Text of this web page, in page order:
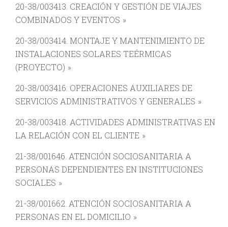
20-38/003413. CREACIÓN Y GESTIÓN DE VIAJES
COMBINADOS Y EVENTOS
20-38/003414. MONTAJE Y MANTENIMIENTO DE
INSTALACIONES SOLARES TEÉRMICAS
(PROYECTO)
20-38/003416: OPERACIONES AUXILIARES DE
SERVICIOS ADMINISTRATIVOS Y GENERALES
20-38/003418. ACTIVIDADES ADMINISTRATIVAS EN
LA RELACIÓN CON EL CLIENTE
21-38/001646. ATENCIÓN SOCIOSANITARIA A
PERSONAS DEPENDIENTES EN INSTITUCIONES
SOCIALES
21-38/001662. ATENCIÓN SOCIOSANITARIA A
PERSONAS EN EL DOMICILIO